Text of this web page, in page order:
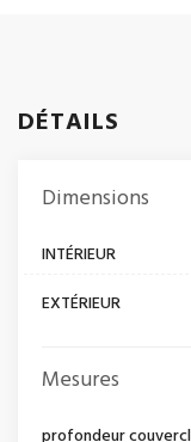
DÉTAILS
Dimensions
INTÉRIEUR
EXTÉRIEUR
Mesures